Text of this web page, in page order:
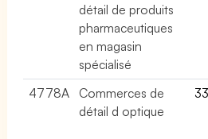
détail de produits
pharmaceutiques
en magasin
spécialisé
4778A
Commerces de
détail d optique